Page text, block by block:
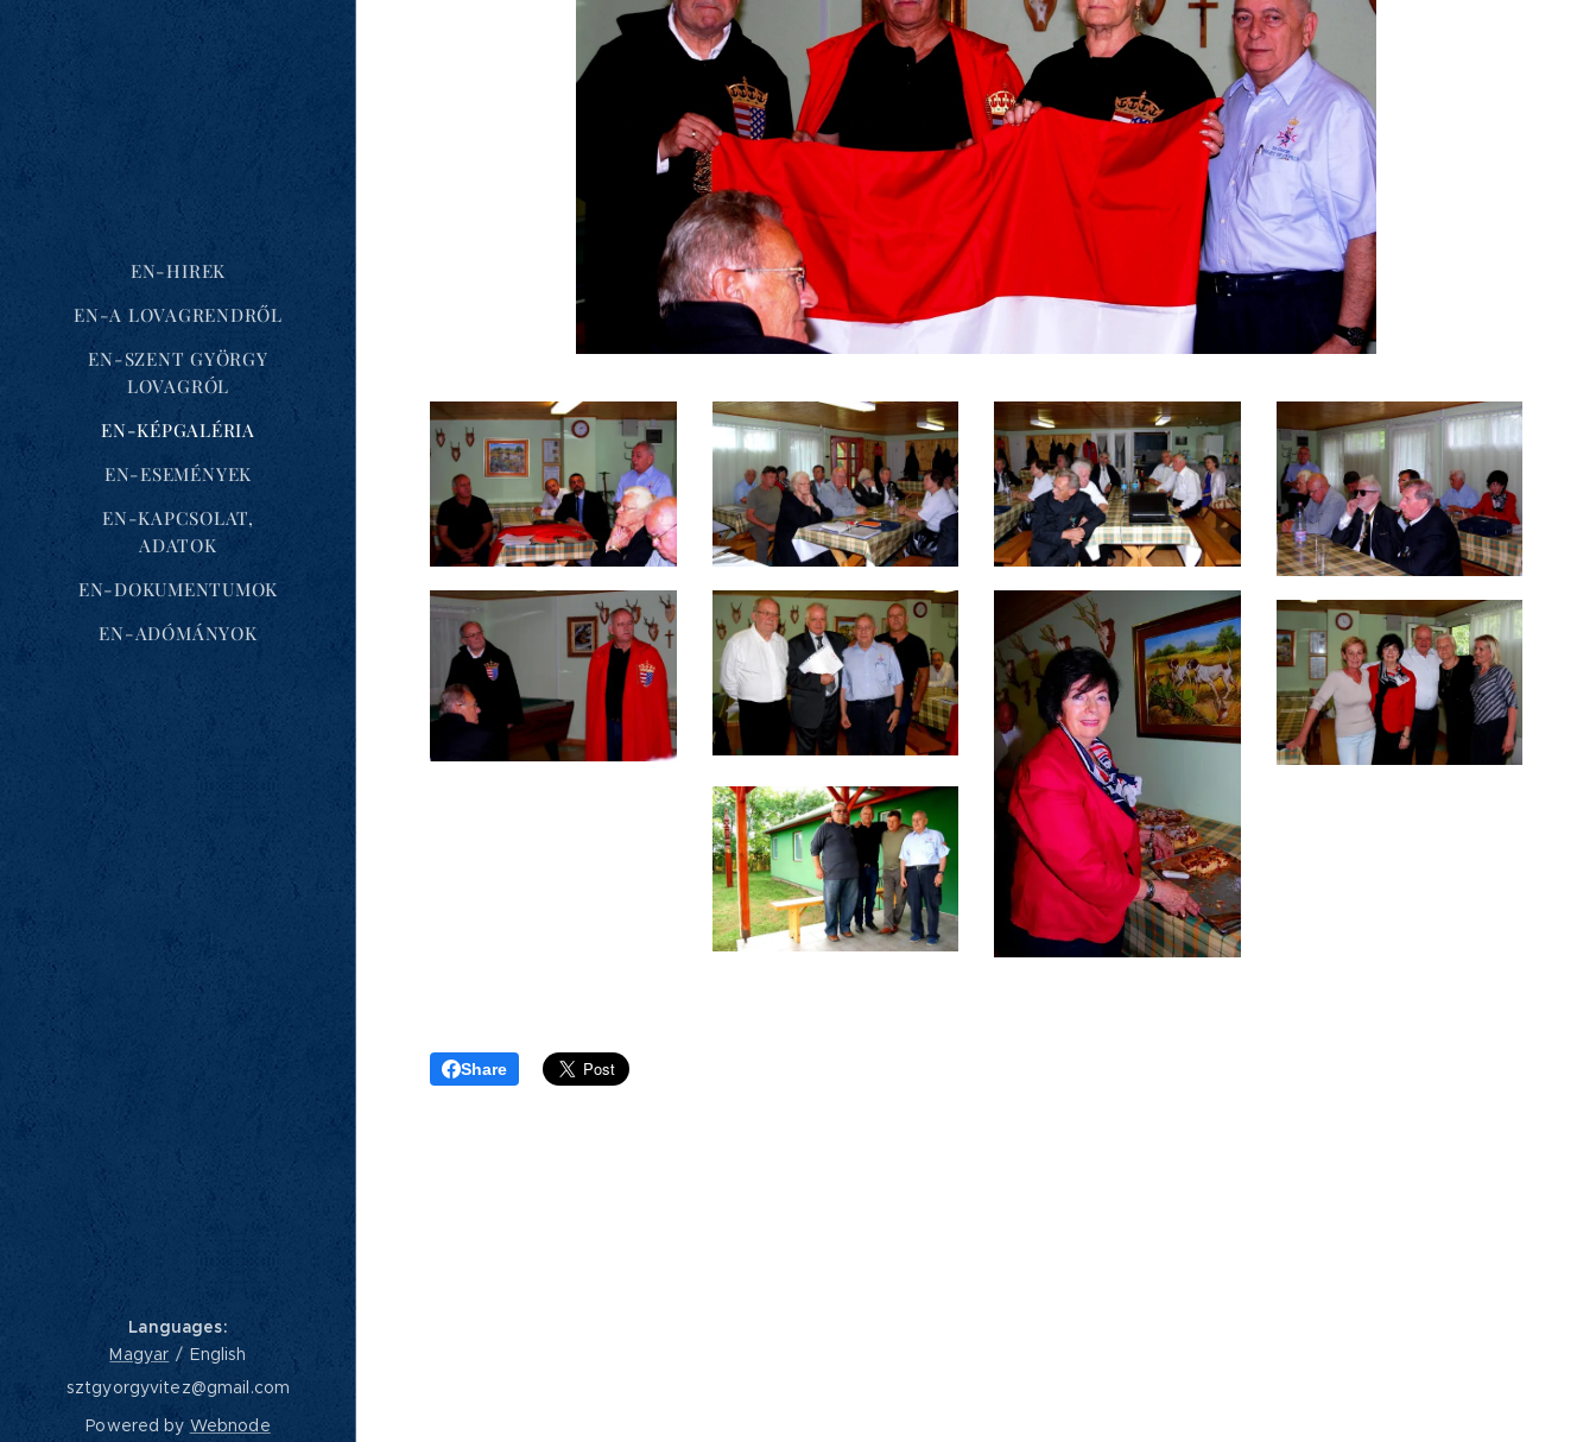
EN-HIREK
EN-A LOVAGRENDRŐL
EN-SZENT GYÖRGY
LOVAGRÓL
EN-KÉPGALÉRIA
EN-ESEMÉNYEK
EN-KAPCSOLAT,
ADATOK
EN-DOKUMENTUMOK
EN-ADÓMÁNYOK
Share
sztgyorgyvitez@gmail.com
Powered by Webnode
Languages
Magyar
English